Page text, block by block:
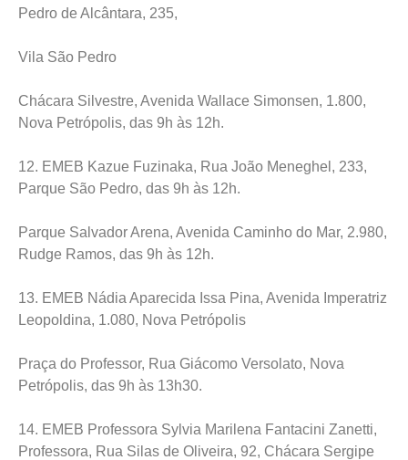
Pedro de Alcântara, 235,
Vila São Pedro
Chácara Silvestre, Avenida Wallace Simonsen, 1.800,
Nova Petrópolis, das 9h às 12h.
12. EMEB Kazue Fuzinaka, Rua João Meneghel, 233,
Parque São Pedro, das 9h às 12h.
Parque Salvador Arena, Avenida Caminho do Mar, 2.980,
Rudge Ramos, das 9h às 12h.
13. EMEB Nádia Aparecida Issa Pina, Avenida Imperatriz
Leopoldina, 1.080, Nova Petrópolis
Praça do Professor, Rua Giácomo Versolato, Nova
Petrópolis, das 9h às 13h30.
14. EMEB Professora Sylvia Marilena Fantacini Zanetti,
Professora, Rua Silas de Oliveira, 92, Chácara Sergipe